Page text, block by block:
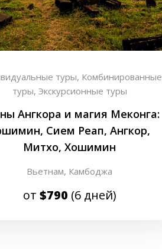
туры, Комбинированные
туры, Экскурсионные туры
Ангкора и магия Меконга:
Сием Реап, Ангкор,
Митхо, Хошимин
Вьетнам, Камбоджа
от $790 (6 дней)